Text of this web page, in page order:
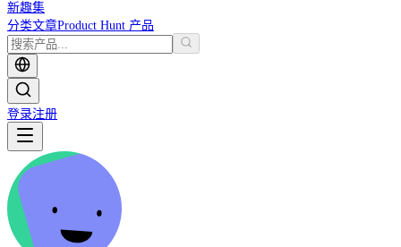
新趣集
分类文章Product Hunt 产品
登录注册